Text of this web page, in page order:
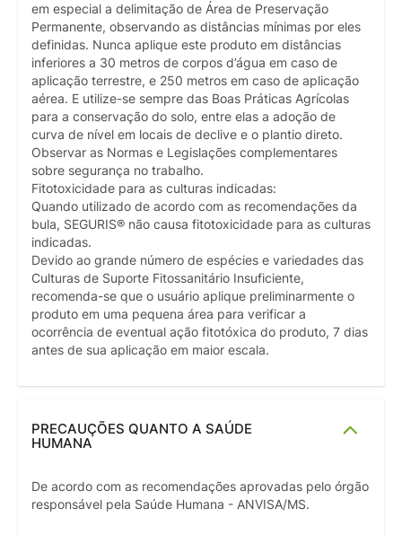
em especial a delimitação de Área de Preservação
Permanente, observando as distâncias mínimas por eles
definidas. Nunca aplique este produto em distâncias
inferiores a 30 metros de corpos d’água em caso de
aplicação terrestre, e 250 metros em caso de aplicação
aérea. E utilize-se sempre das Boas Práticas Agrícolas
para a conservação do solo, entre elas a adoção de
curva de nível em locais de declive e o plantio direto.
Observar as Normas e Legislações complementares
sobre segurança no trabalho.
Fitotoxicidade para as culturas indicadas:
Quando utilizado de acordo com as recomendações da
bula, SEGURIS® não causa fitotoxicidade para as culturas
indicadas.
Devido ao grande número de espécies e variedades das
Culturas de Suporte Fitossanitário Insuficiente,
recomenda-se que o usuário aplique preliminarmente o
produto em uma pequena área para verificar a
ocorrência de eventual ação fitotóxica do produto, 7 dias
antes de sua aplicação em maior escala.
PRECAUÇÕES QUANTO A SAÚDE
HUMANA
De acordo com as recomendações aprovadas pelo órgão
responsável pela Saúde Humana - ANVISA/MS.